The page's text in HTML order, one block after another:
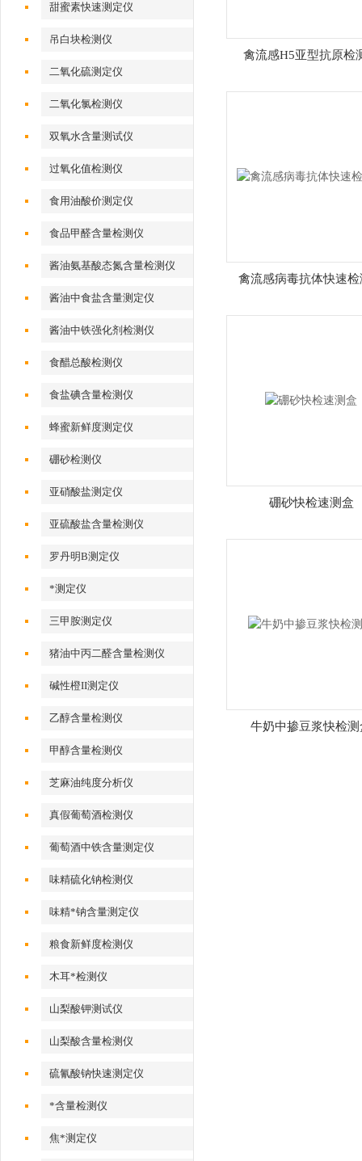
甜蜜素快速测定仪
吊白块检测仪
二氧化硫测定仪
二氧化氯检测仪
双氧水含量测试仪
过氧化值检测仪
食用油酸价测定仪
食品甲醛含量检测仪
酱油氨基酸态氮含量检测仪
酱油中食盐含量测定仪
酱油中铁强化剂检测仪
食醋总酸检测仪
食盐碘含量检测仪
蜂蜜新鲜度测定仪
硼砂检测仪
亚硝酸盐测定仪
亚硫酸盐含量检测仪
罗丹明B测定仪
*测定仪
三甲胺测定仪
猪油中丙二醛含量检测仪
碱性橙II测定仪
乙醇含量检测仪
甲醇含量检测仪
芝麻油纯度分析仪
真假葡萄酒检测仪
葡萄酒中铁含量测定仪
味精硫化钠检测仪
味精*钠含量测定仪
粮食新鲜度检测仪
木耳*检测仪
山梨酸钾测试仪
山梨酸含量检测仪
硫氰酸钠快速测定仪
*含量检测仪
焦*测定仪
禽流感H5亚型抗原检
禽流感病毒抗体快速检
硼砂快检速测盒
牛奶中掺豆浆快检测